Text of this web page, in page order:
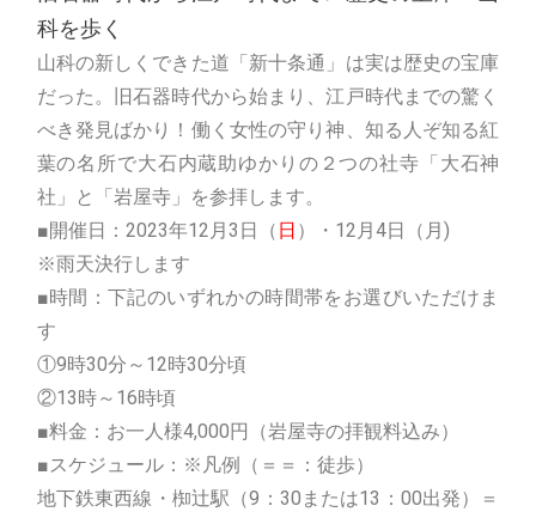
科を歩く
山科の新しくできた道「新十条通」は実は歴史の宝庫
だった。旧石器時代から始まり、江戸時代までの驚く
べき発見ばかり！働く女性の守り神、知る人ぞ知る紅
葉の名所で大石内蔵助ゆかりの２つの社寺「大石神
社」と「岩屋寺」を参拝します。
■開催日：2023年12月3日（ 日 ）・12月4日（月)
※雨天決行します
■時間：下記のいずれかの時間帯をお選びいただけま
す
①9時30分～12時30分頃
②13時～16時頃
■料金：お一人様4,000円（岩屋寺の拝観料込み）
■スケジュール：※凡例（＝＝：徒歩）
地下鉄東西線・椥辻駅（9：30または13：00出発）＝